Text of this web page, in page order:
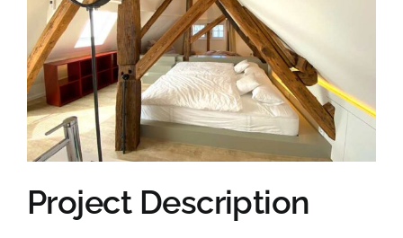
>> AUSZEIT MONSCHAU
Project Description